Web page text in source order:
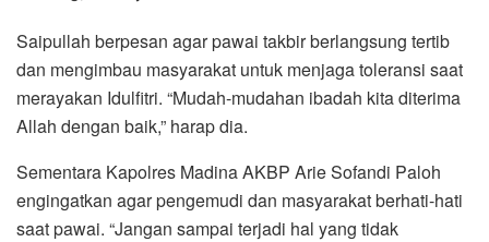
Saipullah berpesan agar pawai takbir berlangsung tertib
dan mengimbau masyarakat untuk menjaga toleransi saat
merayakan Idulfitri. “Mudah-mudahan ibadah kita diterima
Allah dengan baik,” harap dia.
Sementara Kapolres Madina AKBP Arie Sofandi Paloh
engingatkan agar pengemudi dan masyarakat berhati-hati
saat pawai. “Jangan sampai terjadi hal yang tidak